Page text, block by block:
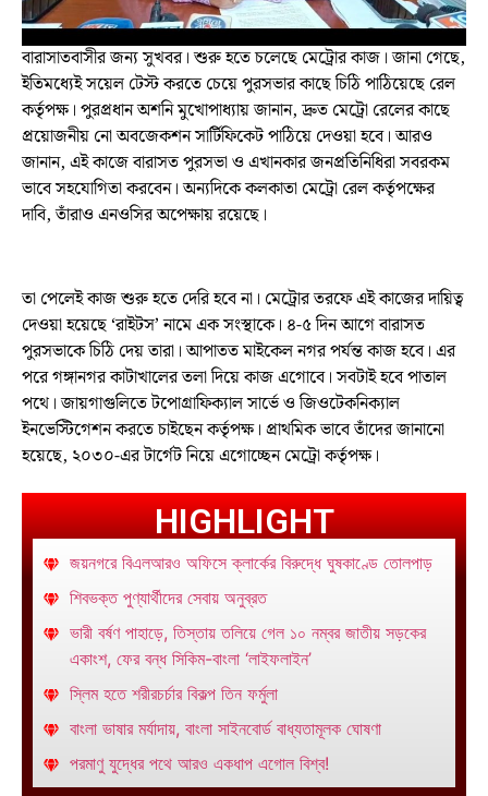
বারাসাতবাসীর জন্য সুখবর। শুরু হতে চলেছে মেট্রোর কাজ। জানা গেছে,
ইতিমধ্যেই সয়েল টেস্ট করতে চেয়ে পুরসভার কাছে চিঠি পাঠিয়েছে রেল
কর্তৃপক্ষ। পুরপ্রধান অশনি মুখোপাধ্যায় জানান, দ্রুত মেট্রো রেলের কাছে
প্রয়োজনীয় নো অবজেকশন সার্টিফিকেট পাঠিয়ে দেওয়া হবে। আরও
জানান, এই কাজে বারাসত পুরসভা ও এখানকার জনপ্রতিনিধিরা সবরকম
ভাবে সহযোগিতা করবেন। অন্যদিকে কলকাতা মেট্রো রেল কর্তৃপক্ষের
দাবি, তাঁরাও এনওসির অপেক্ষায় রয়েছে।
তা পেলেই কাজ শুরু হতে দেরি হবে না। মেট্রোর তরফে এই কাজের দায়িত্ব
দেওয়া হয়েছে ‘রাইটস’ নামে এক সংস্থাকে। ৪-৫ দিন আগে বারাসত
পুরসভাকে চিঠি দেয় তারা। আপাতত মাইকেল নগর পর্যন্ত কাজ হবে। এর
পরে গঙ্গানগর কাটাখালের তলা দিয়ে কাজ এগোবে। সবটাই হবে পাতাল
পথে। জায়গাগুলিতে টপোগ্রাফিক্যাল সার্ভে ও জিওটেকনিক্যাল
ইনভেস্টিগেশন করতে চাইছেন কর্তৃপক্ষ। প্রাথমিক ভাবে তাঁদের জানানো
হয়েছে, ২০৩০-এর টার্গেট নিয়ে এগোচ্ছেন মেট্রো কর্তৃপক্ষ।
HIGHLIGHT
জয়নগরে বিএলআরও অফিসে ক্লার্কের বিরুদ্ধে ঘুষকাণ্ডে তোলপাড়
শিবভক্ত পুণ্যার্থীদের সেবায় অনুব্রত
ভারী বর্ষণ পাহাড়ে, তিস্তায় তলিয়ে গেল ১০ নম্বর জাতীয় সড়কের
একাংশ, ফের বন্ধ সিকিম-বাংলা ‘লাইফলাইন’
স্লিম হতে শরীরচর্চার বিকল্প তিন ফর্মুলা
বাংলা ভাষার মর্যাদায়, বাংলা সাইনবোর্ড বাধ্যতামূলক ঘোষণা
পরমাণু যুদ্ধের পথে আরও একধাপ এগোল বিশ্ব!